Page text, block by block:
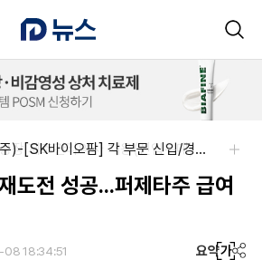
장 제조관리약사 채용(신입우대)SK 바이오팜 (주)-[SK바이오팜] 각 부문 신입/경력 구성원 영입
도전 성공...퍼제타주 급여
18:34:51 요약가